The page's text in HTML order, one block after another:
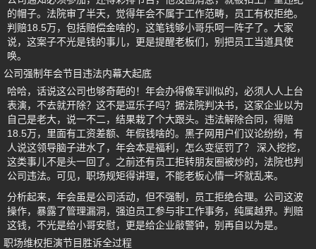
的帽子。法院审了半天，觉得年会不属于工作范畴，员工有权拒绝。
判赔18.5万，包括赔偿金啥的，这笔钱够小哥乐呵一阵子了。大家
说，这案子不光是钱的事儿，更是提醒老板们，别把员工当道具使
唤。
公司强制年会节目违法内幕大起底
哈哈，话说这公司也够奇葩的！年会办得像军训似的，必须人人上台
表演，不去就开除？这不是逗乐子吗？据法院判决书，这家企业以为
自己是老大，说一不二，结果栽了个大跟头。违法解除合同，得赔
18.5万，里面有工资差额、年假钱啥的。黑子网用户们议论纷纷，有
人说这领导脑子进水了，年会本是福利，怎么变惩罚了？ 深入挖挖，
这类事儿不是头一回了。之前还有员工拒转朋友圈被炒的，法院也判
公司违法。可见，职场规矩得讲理，不能老板心情一坏就乱来。
分析起来，年会虽是公司活动，但不强制，员工拒绝合理。公司这波
操作，暴露了管理漏洞，强迫员工参与非工作事务，纯属越界。判赔
这钱，不光是给小哥安慰，更是给企业敲警钟，别再自以为是。
职场维权拒演节目胜诉全过程